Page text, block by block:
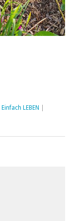
Einfach LEBEN